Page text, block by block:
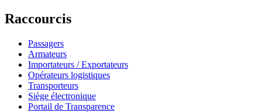
Raccourcis
Passagers
Armateurs
Importateurs / Exportateurs
Opérateurs logistiques
Transporteurs
Siège électronique
Portail de Transparence